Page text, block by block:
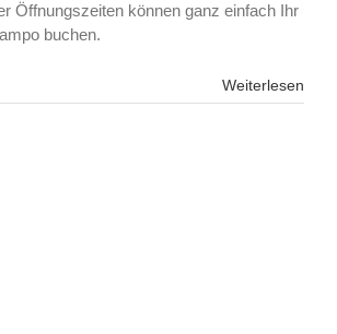
Öffnungszeiten können ganz einfach Ihr
buchen.
Weiterlesen